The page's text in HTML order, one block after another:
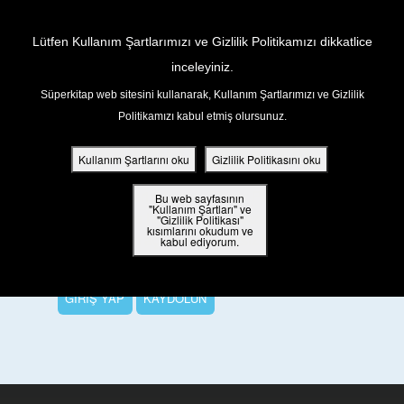
Lütfen Kullanım Şartlarımızı ve Gizlilik Politikamızı dikkatlice
inceleyiniz.
Süperkitap web sitesini kullanarak, Kullanım Şartlarımızı ve Gizlilik
Politikamızı kabul etmiş olursunuz.
Kullanım Şartlarını oku Gizlilik Politikasını oku
Bu web sayfasının
"Kullanım Şartları" ve
"Gizlilik Politikası"
kısımlarını okudum ve
kabul ediyorum.
Bu Bölümü İzlemek İçin
Tüm bölümleri izlemek, Süper Puanlar
kazanmak ve harika ödüller kazanmak için
lütfen oturum açın veya ücretsiz bir
Süperkitap hesabı açın.
GİRİŞ YAP KAYDOLUN